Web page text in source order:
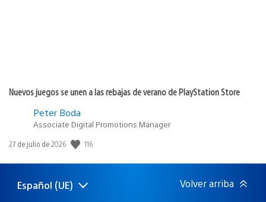
Nuevos juegos se unen a las rebajas de verano de PlayStation Store
Peter Boda
Associate Digital Promotions Manager
Fecha
publicación:
27 de julio de 2026 116
Selecciona
Región
Español (UE) Volver arriba